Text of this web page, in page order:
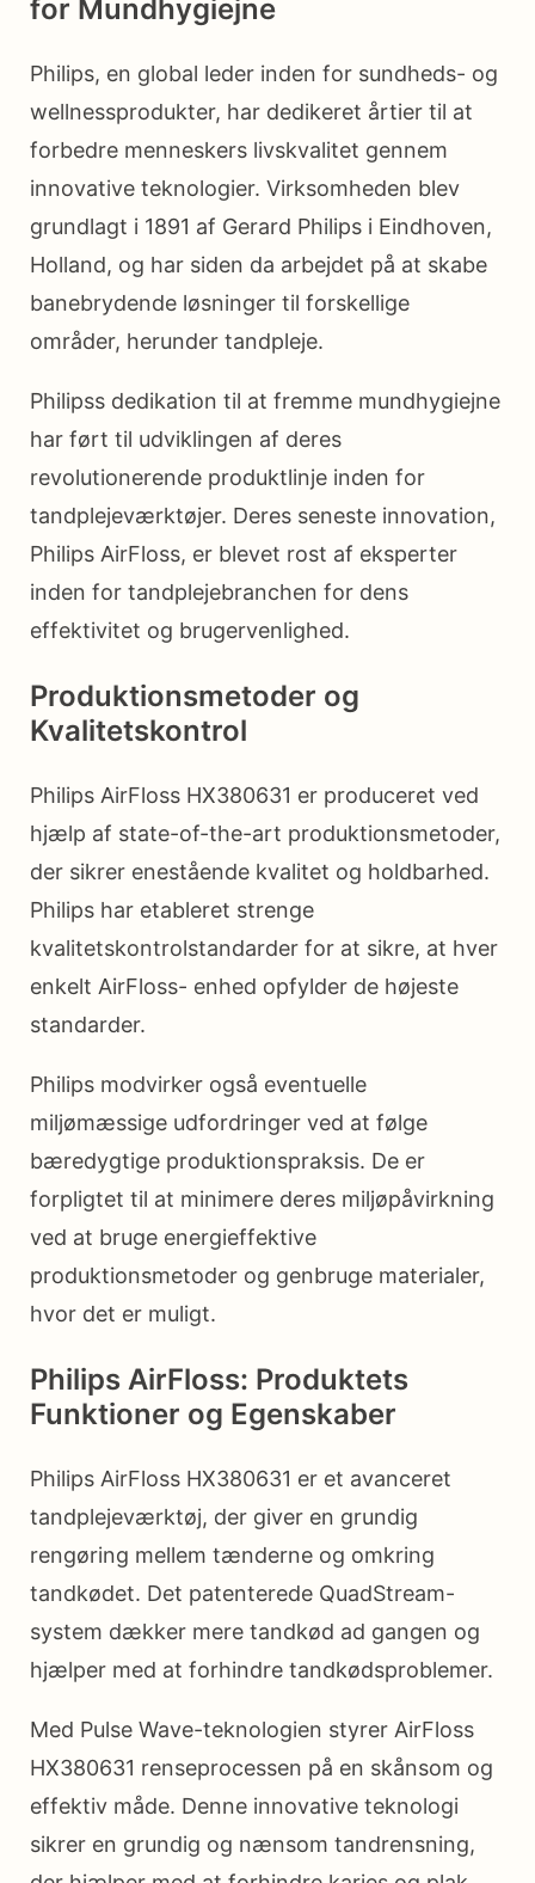
for Mundhygiejne
Philips, en global leder inden for sundheds- og
wellnessprodukter, har dedikeret årtier til at
forbedre menneskers livskvalitet gennem
innovative teknologier. Virksomheden blev
grundlagt i 1891 af Gerard Philips i Eindhoven,
Holland, og har siden da arbejdet på at skabe
banebrydende løsninger til forskellige
områder, herunder tandpleje.
Philipss dedikation til at fremme mundhygiejne
har ført til udviklingen af deres
revolutionerende produktlinje inden for
tandplejeværktøjer. Deres seneste innovation,
Philips AirFloss, er blevet rost af eksperter
inden for tandplejebranchen for dens
effektivitet og brugervenlighed.
Produktionsmetoder og
Kvalitetskontrol
Philips AirFloss HX380631 er produceret ved
hjælp af state-of-the-art produktionsmetoder,
der sikrer enestående kvalitet og holdbarhed.
Philips har etableret strenge
kvalitetskontrolstandarder for at sikre, at hver
enkelt AirFloss- enhed opfylder de højeste
standarder.
Philips modvirker også eventuelle
miljømæssige udfordringer ved at følge
bæredygtige produktionspraksis. De er
forpligtet til at minimere deres miljøpåvirkning
ved at bruge energieffektive
produktionsmetoder og genbruge materialer,
hvor det er muligt.
Philips AirFloss: Produktets
Funktioner og Egenskaber
Philips AirFloss HX380631 er et avanceret
tandplejeværktøj, der giver en grundig
rengøring mellem tænderne og omkring
tandkødet. Det patenterede QuadStream-
system dækker mere tandkød ad gangen og
hjælper med at forhindre tandkødsproblemer.
Med Pulse Wave-teknologien styrer AirFloss
HX380631 renseprocessen på en skånsom og
effektiv måde. Denne innovative teknologi
sikrer en grundig og nænsom tandrensning,